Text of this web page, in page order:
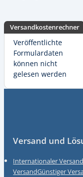
Versandkostenrechner
Veröffentlichte
Formulardaten
können nicht
gelesen werden
Versand und
Internationaler Versand
VersandGünstiger